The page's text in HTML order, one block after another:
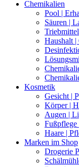
Chemikalien
Pool |
Säuren |
Haushalt |
Kosmetik
Gesicht |
Körper |
Augen |
Fußpflege
Haare |
Marken im Shop
Drogerie